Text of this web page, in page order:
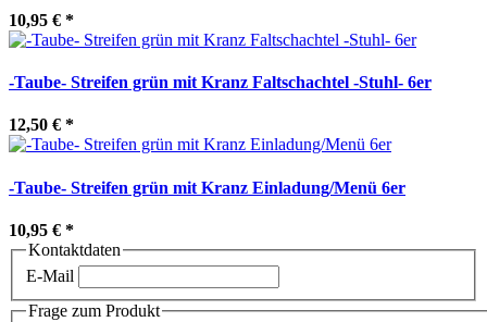
10,95 € *
-Taube- Streifen grün mit Kranz Faltschachtel -Stuhl- 6er
12,50 € *
-Taube- Streifen grün mit Kranz Einladung/Menü 6er
10,95 € *
Kontaktdaten
E-Mail
Frage zum Produkt